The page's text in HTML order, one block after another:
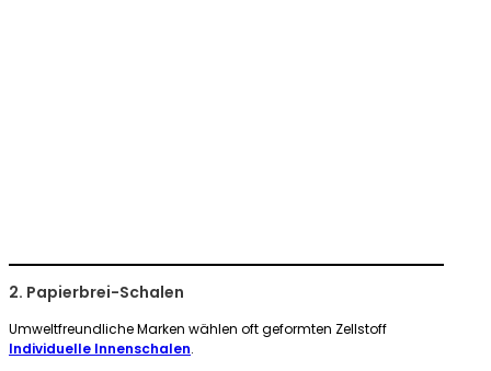
2. Papierbrei-Schalen
Umweltfreundliche Marken wählen oft geformten Zellstoff
Individuelle Innenschalen.